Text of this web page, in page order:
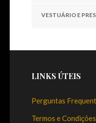
VESTUÁRIO E
LINKS ÚTEIS
Perguntas
Termos e Condições